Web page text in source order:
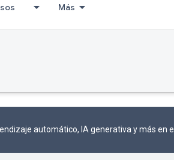
Más
automático, IA generativa y más en el